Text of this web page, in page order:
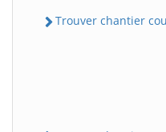
Trouver chantier